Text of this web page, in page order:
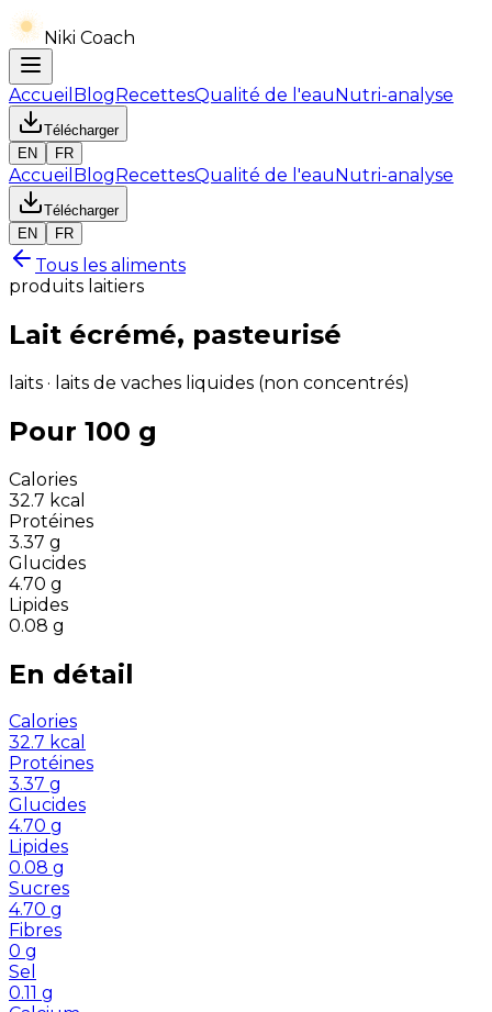
Niki Coach
Accueil BlogRecettesQualité de l'eauNutri-analyse
Télécharger
EN
FR
Accueil BlogRecettesQualité de l'eauNutri-analyse
Télécharger
EN
FR
Tous les aliments
produits laitiers
Lait écrémé, pasteurisé
laits · laits de vaches liquides (non concentrés)
Pour 100 g
Calories
32.7 kcal
Protéines
3.37 g
Glucides
4.70 g
Lipides
0.08 g
En détail
Calories
32.7 kcal
Protéines
3.37 g
Glucides
4.70 g
Lipides
0.08 g
Sucres
4.70 g
Fibres
0 g
Sel
0.11 g